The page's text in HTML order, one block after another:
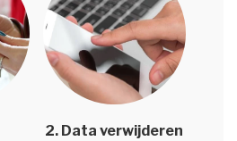
2. Data verwijderen